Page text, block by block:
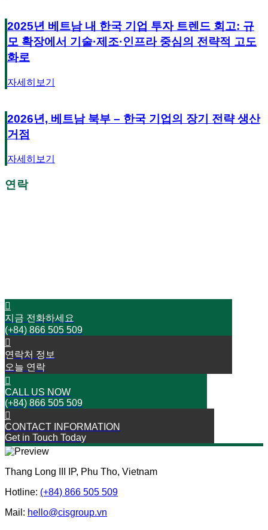
2025년 베트남 내 한국 기업 투자 트렌드 회고: 규
모 확장에서 기술·제조·인프라 중심의 전략적 고도
화로
자세히보기
2026년, 베트남 북부 – 한국 기업의 장기 전략 생산
거점
자세히보기
연락
지금 전화하세요
(+84) 866 505 509
연락처 정보
오늘 연락
CALL US NOW
(+84) 866 505 509
CONTACT INFORMATION
Get in Touch Today
Thang Long III IP, Phu Tho, Vietnam
Hotline: (+84) 866 505 509
Mail: hello@cisgroup.vn